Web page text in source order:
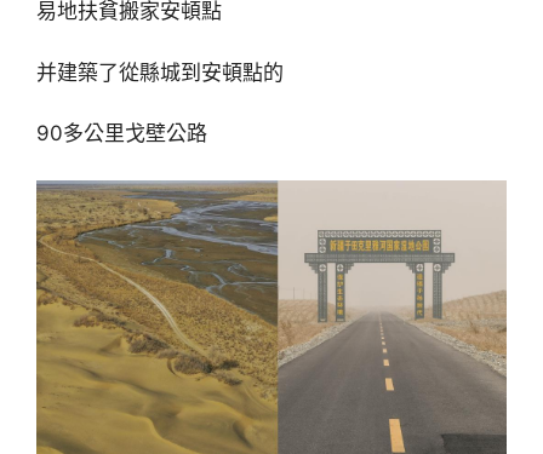
易地扶貧搬家安頓點
并建築了從縣城到安頓點的
90多公里戈壁公路